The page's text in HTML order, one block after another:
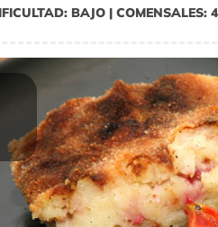
BAJO | COMENSALES: 4